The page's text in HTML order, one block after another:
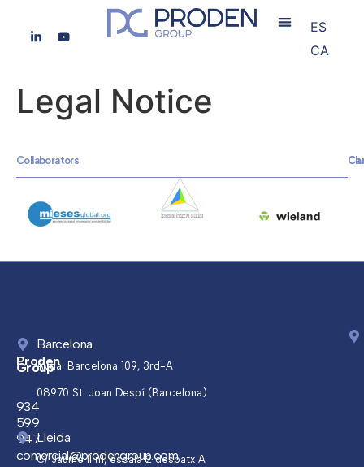
ES
CA
Legal Notice
Collaborators
Proden
Group
934
599
947
comercial@prodengroup.com
Barcelona
Avda. Barcelona 109, 3rd-A
08970 St. Joan Despí (Barcelona)
Lleida
C/ Jaume ll n1, escala 2 despatx A